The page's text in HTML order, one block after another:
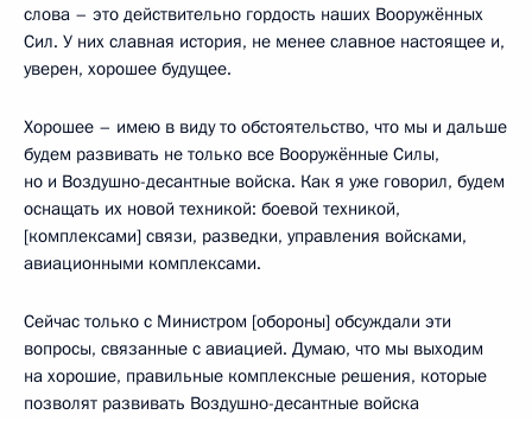
слова – это действительно гордость наших Вооружённых
Сил. У них славная история, не менее славное настоящее и,
уверен, хорошее будущее.
Хорошее – имею в виду то обстоятельство, что мы и дальше
будем развивать не только все Вооружённые Силы,
но и Воздушно-десантные войска. Как я уже говорил, будем
оснащать их новой техникой: боевой техникой,
[комплексами] связи, разведки, управления войсками,
авиационными комплексами.
Сейчас только с Министром [обороны] обсуждали эти
вопросы, связанные с авиацией. Думаю, что мы выходим
на хорошие, правильные комплексные решения, которые
позволят развивать Воздушно-десантные войска